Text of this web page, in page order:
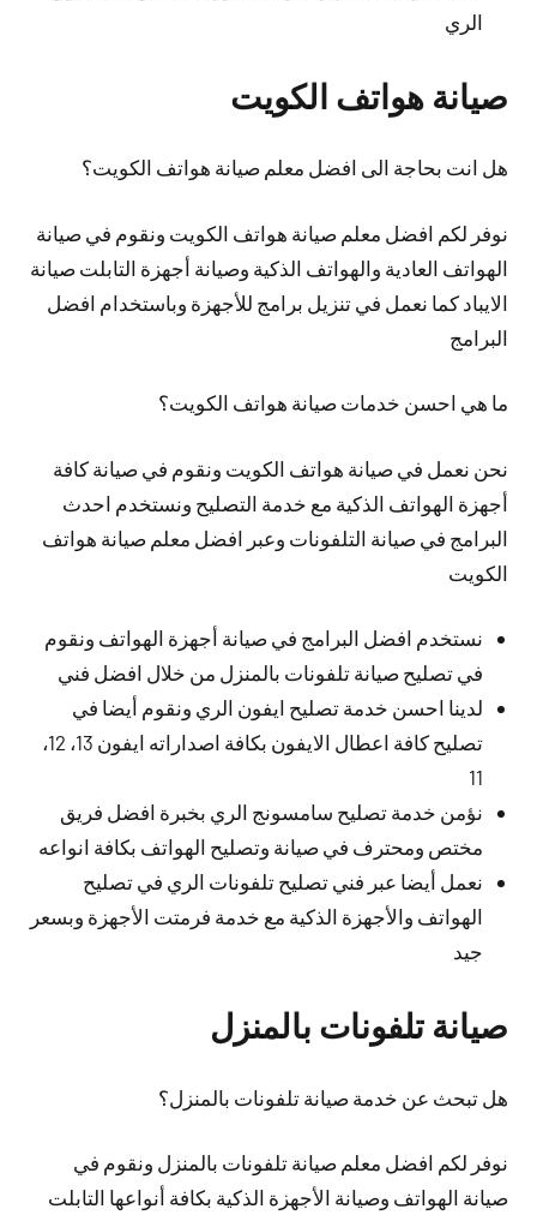
الري
صيانة هواتف الكويت
هل انت بحاجة الى افضل معلم صيانة هواتف الكويت؟
نوفر لكم افضل معلم صيانة هواتف الكويت ونقوم في صيانة
الهواتف العادية والهواتف الذكية وصيانة أجهزة التابلت صيانة
الايباد كما نعمل في تنزيل برامج للأجهزة وباستخدام افضل
البرامج
ما هي احسن خدمات صيانة هواتف الكويت؟
نحن نعمل في صيانة هواتف الكويت ونقوم في صيانة كافة
أجهزة الهواتف الذكية مع خدمة التصليح ونستخدم احدث
البرامج في صيانة التلفونات وعبر افضل معلم صيانة هواتف
الكويت
نستخدم افضل البرامج في صيانة أجهزة الهواتف ونقوم
في تصليح صيانة تلفونات بالمنزل من خلال افضل فني
لدينا احسن خدمة تصليح ايفون الري ونقوم أيضا في
تصليح كافة اعطال الايفون بكافة اصداراته ايفون 13، 12،
11
نؤمن خدمة تصليح سامسونج الري بخبرة افضل فريق
مختص ومحترف في صيانة وتصليح الهواتف بكافة انواعه
نعمل أيضا عبر فني تصليح تلفونات الري في تصليح
الهواتف والأجهزة الذكية مع خدمة فرمتت الأجهزة وبسعر
جيد
صيانة تلفونات بالمنزل
هل تبحث عن خدمة صيانة تلفونات بالمنزل؟
نوفر لكم افضل معلم صيانة تلفونات بالمنزل ونقوم في
صيانة الهواتف وصيانة الأجهزة الذكية بكافة أنواعها التابلت